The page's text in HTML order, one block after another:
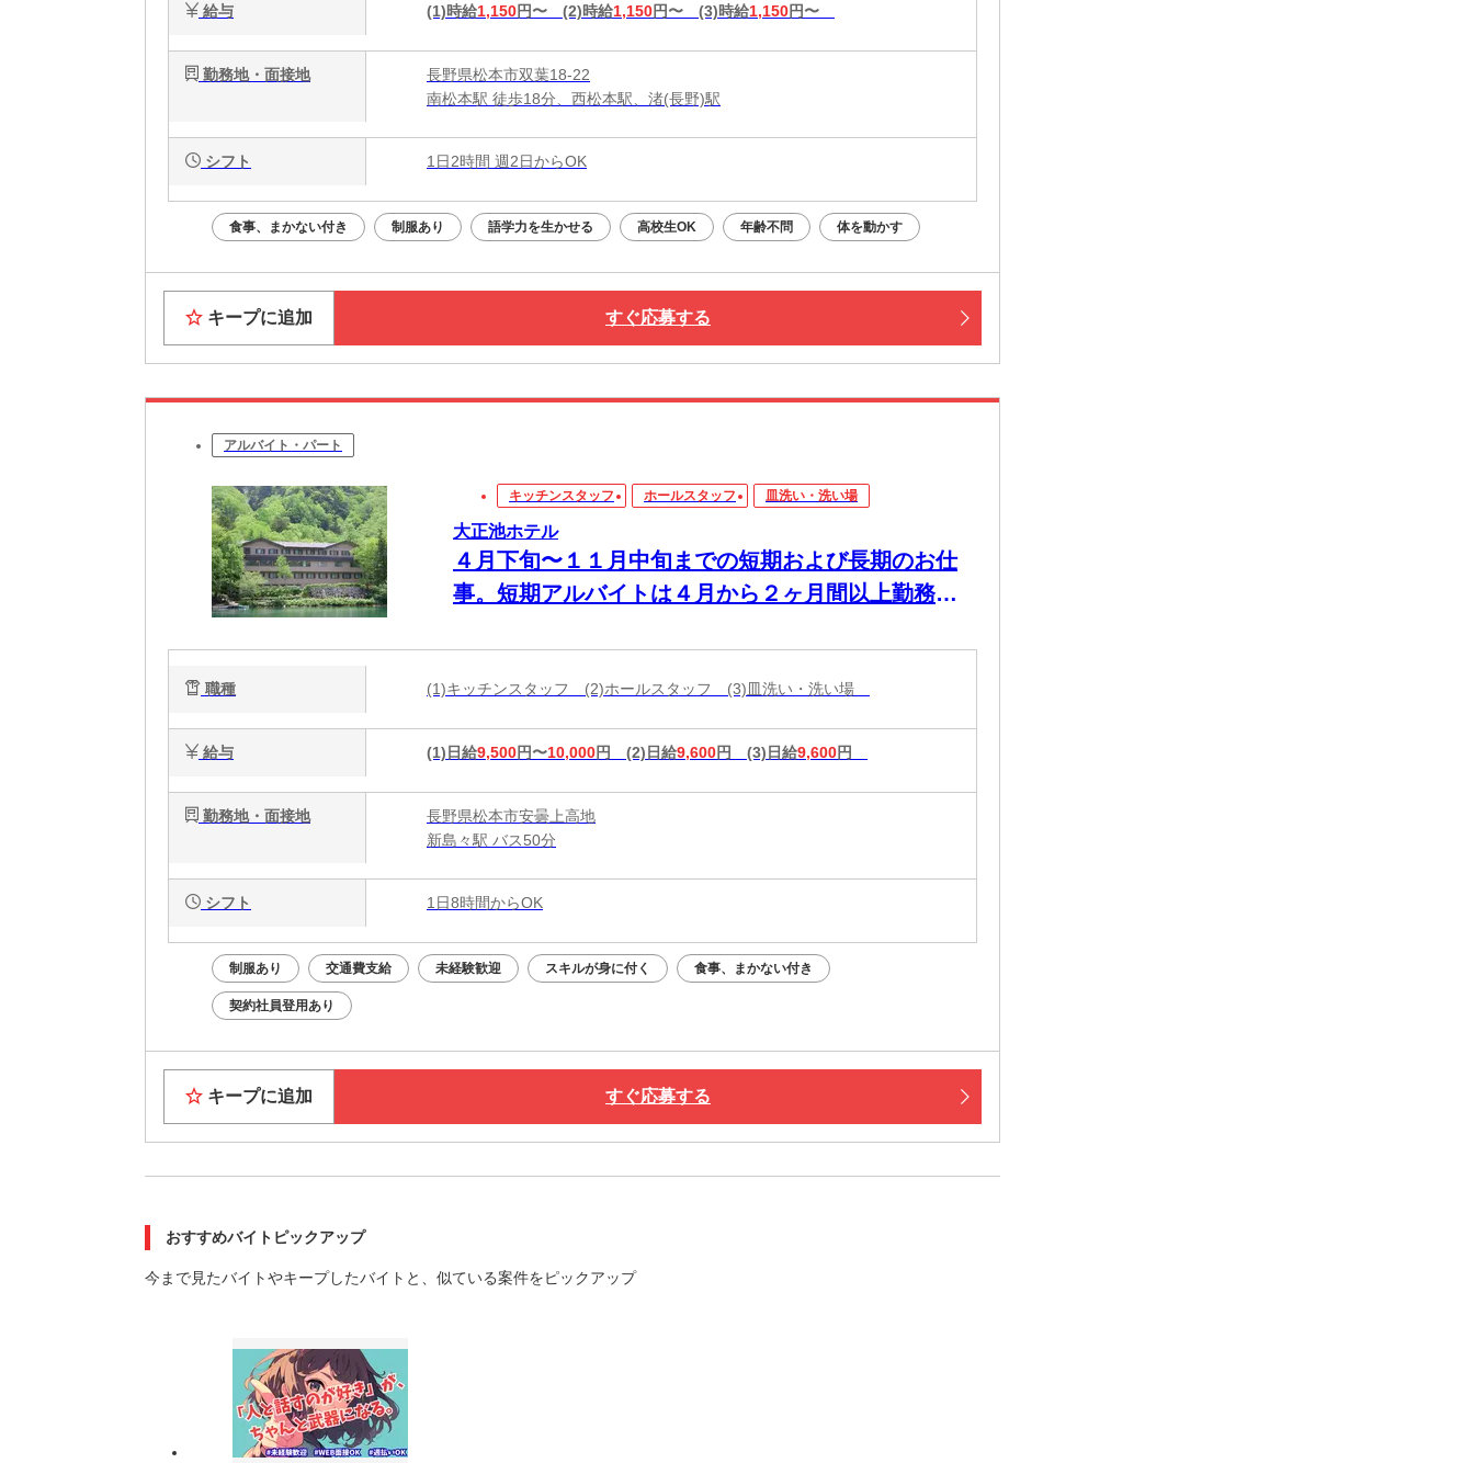
給与 (1)時給1,150円〜 (2)時給1,150円〜 (3)時給1,150円〜
勤務地・面接地
長野県松本市双葉18-22
南松本駅 徒歩18分、西松本駅、渚(長野)駅
シフト 1日2時間 週2日からOK
食事、まかない付き 制服あり 語学力を生かせる 高校生OK 年齢不問 体を動かす
キープに追加 すぐ応募する
アルバイト・パート
キッチンスタッフ ホールスタッフ 皿洗い・洗い場
大正池ホテル
４月下旬〜１１月中旬までの短期および長期のお仕
事。短期アルバイトは４月から２ヶ月間以上勤務を
職種 (1)キッチンスタッフ (2)ホールスタッフ (3)皿洗い・洗い場
給与 (1)日給9,500円〜10,000円 (2)日給9,600円 (3)日給9,600円
勤務地・面接地
長野県松本市安曇上高地
新島々駅 バス50分
シフト 1日8時間からOK
制服あり 交通費支給 未経験歓迎 スキルが身に付く 食事、まかない付き
契約社員登用あり
キープに追加 すぐ応募する
おすすめバイトピックアップ
今まで見たバイトやキープしたバイトと、似ている案件をピックアップ